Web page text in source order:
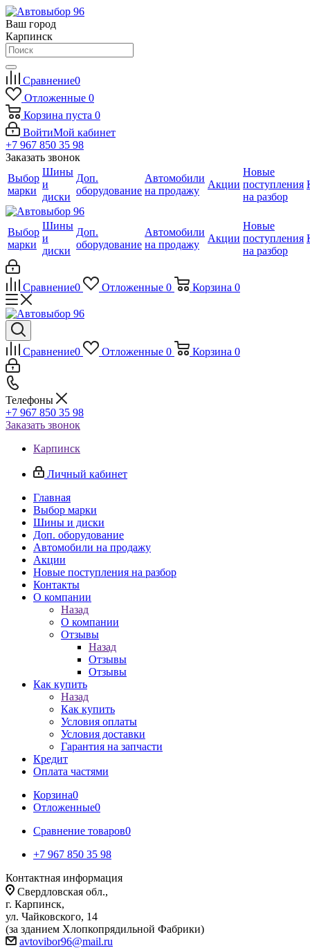
Ваш город
Карпинск
Сравнение0
Отложенные 0
Корзина пуста 0
ВойтиМой кабинет
+7 967 850 35 98
Заказать звонок
Выбор
марки
Шины
и
диски
Доп.
оборудование
Автомобили
на продажу
Акции
Новые
поступления
на разбор
Выбор
марки
Шины
и
диски
Доп.
оборудование
Автомобили
на продажу
Акции
Новые
поступления
на разбор
Сравнение0 Отложенные 0 Корзина 0
Сравнение0 Отложенные 0 Корзина 0
Телефоны
+7 967 850 35 98
Заказать звонок
Карпинск
Личный кабинет
Главная
Выбор марки
Шины и диски
Доп. оборудование
Автомобили на продажу
Акции
Новые поступления на разбор
Контакты
О компании
Назад
О компании
Отзывы
Назад
Отзывы
Отзывы
Как купить
Назад
Как купить
Условия оплаты
Условия доставки
Гарантия на запчасти
Кредит
Оплата частями
Корзина0
Отложенные0
Сравнение товаров0
+7 967 850 35 98
Контактная информация
Свердловская обл.,
г. Карпинск,
ул. Чайковского, 14
(за зданием Хлопкопрядильной Фабрики)
avtovibor96@mail.ru